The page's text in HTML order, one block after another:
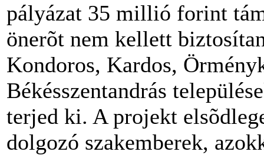
pályázat 35 millió forint
önerõt nem kellett
Kondoros, Kardos,
Békésszentandrás
terjed ki. A projekt
dolgozó szakemberek,